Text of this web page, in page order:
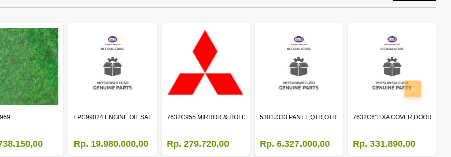
FPC99024 ENGINE OIL SAE 15W-40 API CI-4 (200L)
Rp. 19.980.000,00
7632C955 MIRROR & HOLDER,DOOR,LH
Rp. 279.720,00
5301J333 PANEL,QTR,OTR LH
Rp. 6.327.000,00
7632C611XA COVER,DOOR
Rp. 331.890,00
>